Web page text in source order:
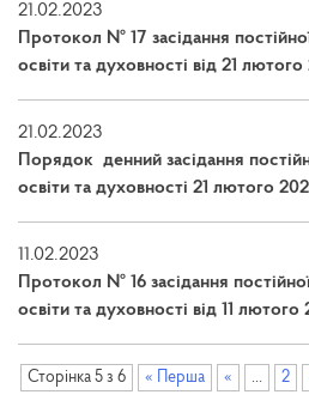
21.02.2023
Протокол № 17 засідання
освіти та духовності від 21
21.02.2023
Порядок денний засідання
освіти та духовності 21 лютого
11.02.2023
Протокол № 16 засідання
освіти та духовності від 11
Сторінка 5 з 6 « Перша « ... 2